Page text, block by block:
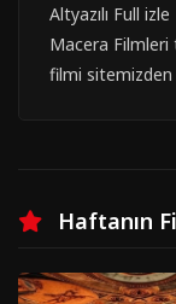
Altyazılı Full izle
Macera Filmleri
filmi sitemizden
Haftanın